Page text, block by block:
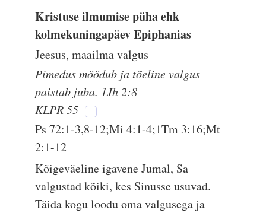
Kristuse ilmumise püha ehk
kolmekuningapäev Epiphanias
Jeesus, maailma valgus
Pimedus möödub ja tõeline valgus
paistab juba. 1Jh 2:8
KLPR 55
Ps 72:1-3,8-12;Mi 4:1-4;1Tm 3:16;Mt
2:1-12
Kõigeväeline igavene Jumal, Sa
valgustad kõiki, kes Sinusse usuvad.
Täida kogu loodu oma valgusega ja